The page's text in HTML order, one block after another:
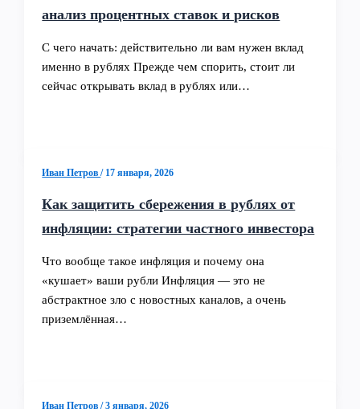
анализ процентных ставок и рисков
С чего начать: действительно ли вам нужен вклад
именно в рублях Прежде чем спорить, стоит ли
сейчас открывать вклад в рублях или…
Иван Петров/ 17 января, 2026
Как защитить сбережения в рублях от
инфляции: стратегии частного инвестора
Что вообще такое инфляция и почему она
«кушает» ваши рубли Инфляция — это не
абстрактное зло с новостных каналов, а очень
приземлённая…
Иван Петров/3 января, 2026